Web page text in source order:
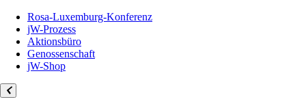
Rosa-Luxemburg-Konferenz
jW-Prozess
Aktionsbüro
Genossenschaft
jW-Shop